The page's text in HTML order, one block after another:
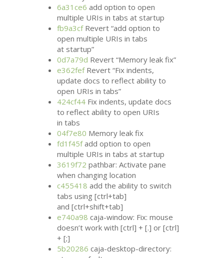
6a31ce6 add option to open
multiple URIs in tabs at startup
fb9a3cfRevert “add option to
open multiple URIs in tabs
at startup”
0d7a79d Revert “Memory leak fix”
e362fefRevert “Fix indents,
update docs to reflect ability to
open URIs in tabs”
424cf44 Fix indents, update docs
to reflect ability to open URIs
in tabs
04f7e80 Memory leak fix
fd1f45fadd option to open
multiple URIs in tabs at startup
3619f72 pathbar: Activate pane
when changing location
c455418 add the ability to switch
tabs using [ctrl+tab]
and [ctrl+shift+tab]
e740a98 caja-window: Fix: mouse
doesn’t work with [ctrl] + [.] or [ctrl]
+ [;]
5b20286 caja-desktop-directory: